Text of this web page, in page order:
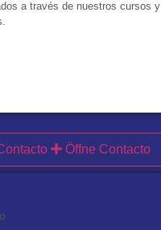
a través de nuestros cursos y
Öffne Contacto